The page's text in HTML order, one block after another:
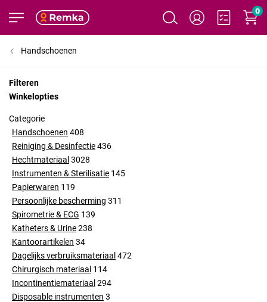
0
Handschoenen
Filteren
Winkelopties
Categorie
Handschoenen 408
Reiniging & Desinfectie436
Hechtmateriaal 3028
Instrumenten & Sterilisatie 145
Papierwaren 119
Persoonlijke bescherming 311
Spirometrie & ECG 139
Katheters & Urine238
Kantoorartikelen 34
Dagelijks verbruiksmateriaal 472
Chirurgisch materiaal 114
Incontinentiemateriaal 294
Disposable instrumenten 3